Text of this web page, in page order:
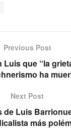
Previous Post
Luis que “la
ha
Next Post
de Luis
más